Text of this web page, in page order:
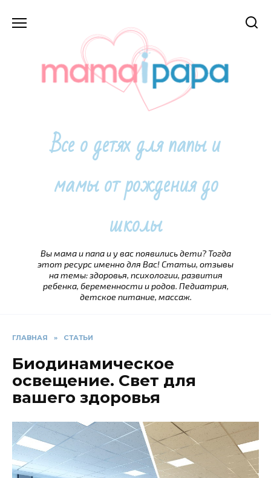
Все о детях для папы и
мамы от рождения до
школы
Вы мама и папа и у вас появились дети? Тогда
этот ресурс именно для Вас! Статьи, отзывы
на темы: здоровья, психологии, развития
ребенка, беременности и родов. Педиатрия,
детское питание, массаж.
ГЛАВНАЯ » СТАТЬИ
Биодинамическое
освещение. Свет для
вашего здоровья